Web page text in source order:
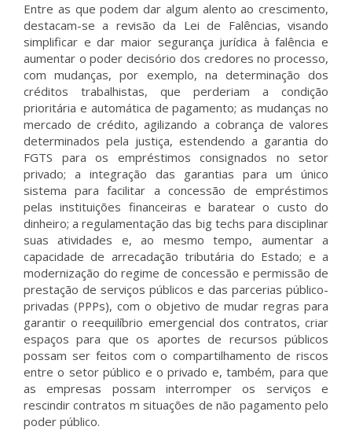
Entre as que podem dar algum alento ao crescimento,
destacam-se a revisão da Lei de Falências, visando
simplificar e dar maior segurança jurídica à falência e
aumentar o poder decisório dos credores no processo,
com mudanças, por exemplo, na determinação dos
créditos trabalhistas, que perderiam a condição
prioritária e automática de pagamento; as mudanças no
mercado de crédito, agilizando a cobrança de valores
determinados pela justiça, estendendo a garantia do
FGTS para os empréstimos consignados no setor
privado; a integração das garantias para um único
sistema para facilitar a concessão de empréstimos
pelas instituições financeiras e baratear o custo do
dinheiro; a regulamentação das big techs para disciplinar
suas atividades e, ao mesmo tempo, aumentar a
capacidade de arrecadação tributária do Estado; e a
modernização do regime de concessão e permissão de
prestação de serviços públicos e das parcerias público-
privadas (PPPs), com o objetivo de mudar regras para
garantir o reequilíbrio emergencial dos contratos, criar
espaços para que os aportes de recursos públicos
possam ser feitos com o compartilhamento de riscos
entre o setor público e o privado e, também, para que
as empresas possam interromper os serviços e
rescindir contratos m situações de não pagamento pelo
poder público.